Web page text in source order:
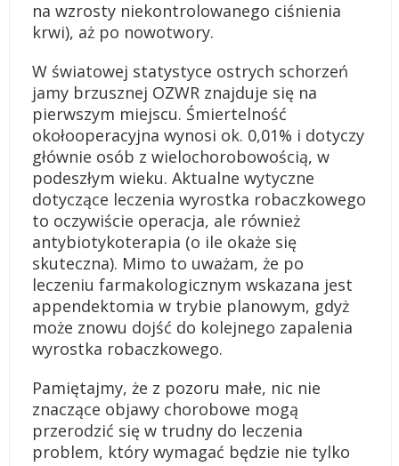
na wzrosty niekontrolowanego ciśnienia
krwi), aż po nowotwory.
W światowej statystyce ostrych schorzeń
jamy brzusznej OZWR znajduje się na
pierwszym miejscu. Śmiertelność
okołooperacyjna wynosi ok. 0,01% i dotyczy
głównie osób z wielochorobowością, w
podeszłym wieku. Aktualne wytyczne
dotyczące leczenia wyrostka robaczkowego
to oczywiście operacja, ale również
antybiotykoterapia (o ile okaże się
skuteczna). Mimo to uważam, że po
leczeniu farmakologicznym wskazana jest
appendektomia w trybie planowym, gdyż
może znowu dojść do kolejnego zapalenia
wyrostka robaczkowego.
Pamiętajmy, że z pozoru małe, nic nie
znaczące objawy chorobowe mogą
przerodzić się w trudny do leczenia
problem, który wymagać będzie nie tylko